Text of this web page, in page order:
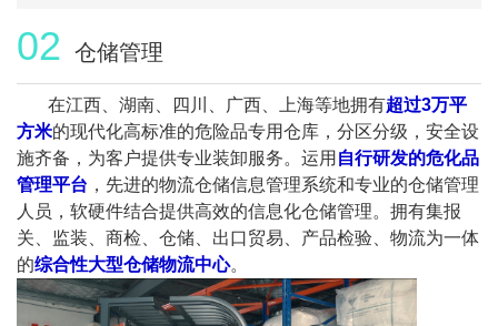
02 仓储管理
在江西、湖南、四川、广西、上海等地拥有超过3万平
方米的现代化高标准的危险品专用仓库，分区分级，安全设
施齐备，为客户提供专业装卸服务。运用 自行研发的危化品
管理平台 ，先进的物流仓储信息管理系统和专业的仓储管理
人员，软硬件结合提供高效的信息化仓储管理。拥有集报
关、监装、商检、仓储、出口贸易、产品检验、物流为一体
的综合性大型仓储物流中心。